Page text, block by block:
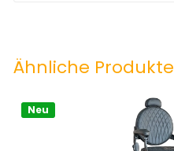
Ähnliche Produkte
Neu